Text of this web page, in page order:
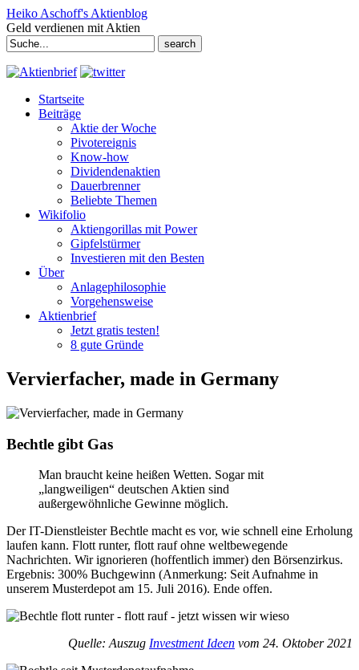
Heiko Aschoff's Aktienblog
Geld verdienen mit Aktien
Search
for:
Startseite
Beiträge
Aktie der Woche
Pivotereignis
Know-how
Dividendenaktien
Dauerbrenner
Beliebte Themen
Wikifolio
Aktiengorillas mit Power
Gipfelstürmer
Investieren mit den Besten
Über
Anlagephilosophie
Vorgehensweise
Aktienbrief
Jetzt gratis testen!
8 gute Gründe
Vervierfacher, made in Germany
Bechtle gibt Gas
Man braucht keine heißen Wetten. Sogar mit
„langweiligen“ deutschen Aktien sind
außergewöhnliche Gewinne möglich.
Der IT-Dienstleister Bechtle macht es vor, wie schnell eine Erholung
laufen kann. Flott runter, flott rauf ohne weltbewegende
Nachrichten. Wir ignorieren (hoffentlich immer) den Börsenzirkus.
Ergebnis: 300% Buch­gewinn (Anmerkung: Seit Aufnahme in
unserem Musterdepot am 15. Juli 2016). Ende offen.
Quelle: Auszug Investment Ideen vom 24. Oktober 2021